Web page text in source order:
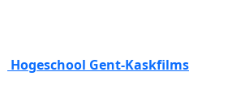
Hogeschool Gent-Kaskfilms